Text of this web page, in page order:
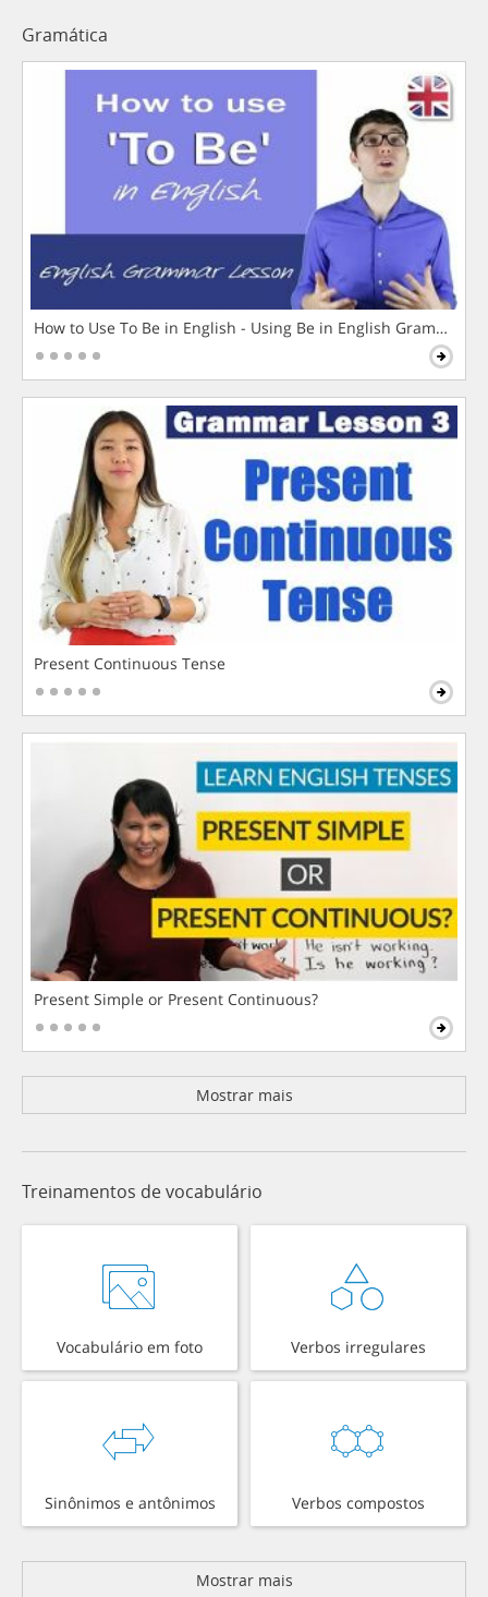
Gramática
How to Use To Be in English - Using Be in English Grammar
Present Continuous Tense
Present Simple or Present Continuous?
Mostrar mais
Treinamentos de vocabulário
Vocabulário em foto Verbos irregulares
Sinônimos e antônimos Verbos compostos
Mostrar mais